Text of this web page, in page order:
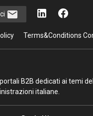
Terms&Conditions
B2B dedicati ai temi
italiane.